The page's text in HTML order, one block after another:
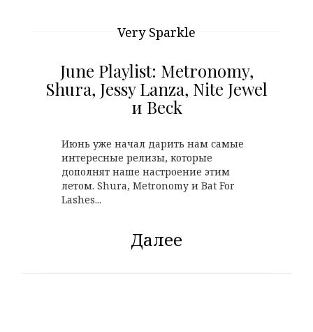
Very Sparkle
June Playlist: Metronomy,
Shura, Jessy Lanza, Nite Jewel
и Beck
Июнь уже начал дарить нам самые
интересные релизы, которые
дополнят наше настроение этим
летом. Shura, Metronomy и Bat For
Lashes...
Далее